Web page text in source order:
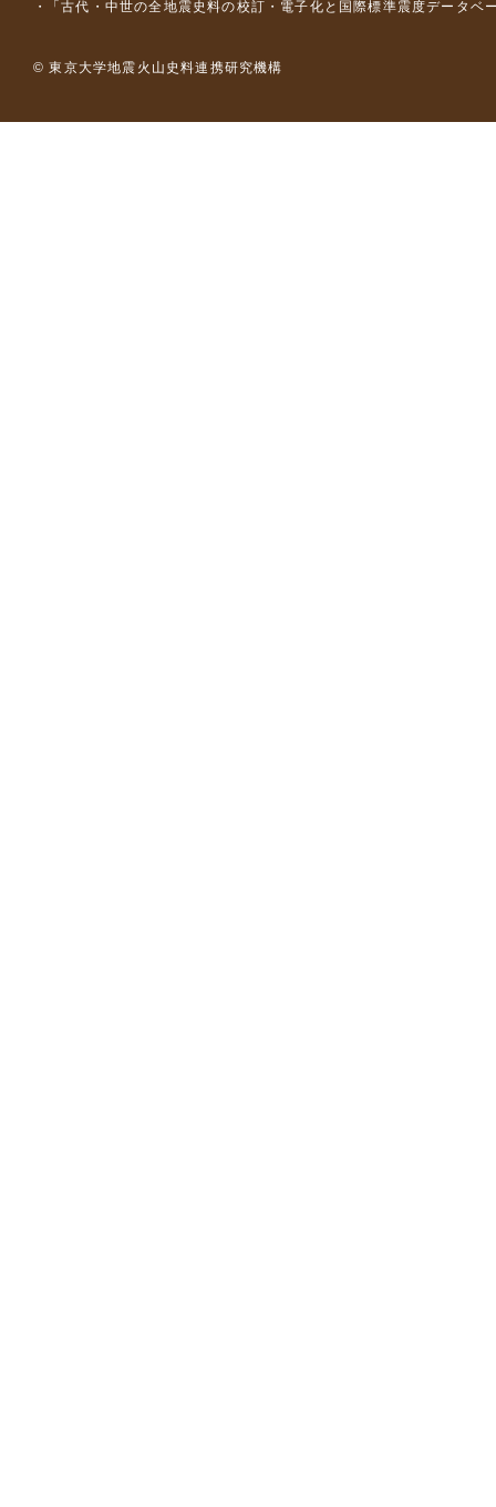
「古代・中世の全地震史料の校訂・電子化と国際標準震度データ
© 東京大学地震火山史料連携研究機構